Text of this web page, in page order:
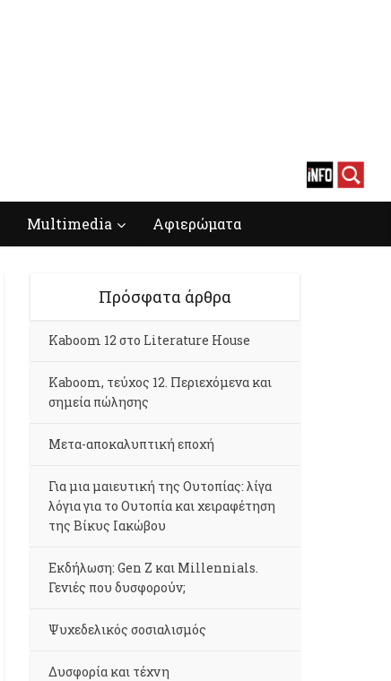
Multimedia Αφιερώματα
Πρόσφατα άρθρα
Kaboom 12 στο Literature House
Kaboom, τεύχος 12. Περιεχόμενα και
σημεία πώλησης
Μετα-αποκαλυπτική εποχή
Για μια μαιευτική της Ουτοπίας: λίγα
λόγια για το Ουτοπία και χειραφέτηση
της Βίκυς Ιακώβου
Εκδήλωση: Gen Z και Millennials.
Γενιές που δυσφορούν;
Ψυχεδελικός σοσιαλισμός
Δυσφορία και τέχνη